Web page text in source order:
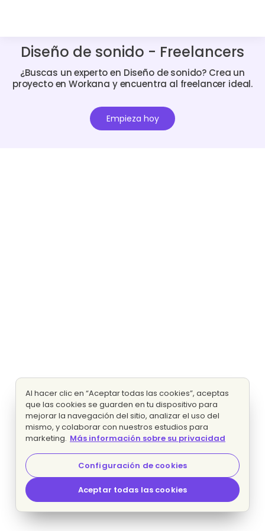
Diseño de sonido - Freelancers
¿Buscas un experto en Diseño de sonido? Crea un
proyecto en Workana y encuentra al freelancer ideal.
Empieza hoy
Al hacer clic en “Aceptar todas las cookies”, aceptas
que las cookies se guarden en tu dispositivo para
mejorar la navegación del sitio, analizar el uso del
mismo, y colaborar con nuestros estudios para
marketing. Más información sobre su privacidad
Configuración de cookies
Aceptar todas las cookies